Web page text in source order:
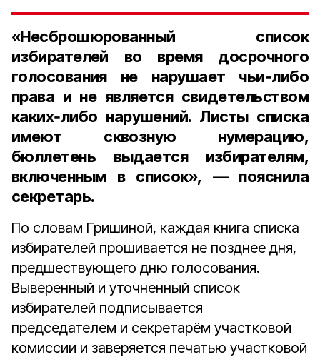
«Несброшюрованный список
избирателей во время досрочного
голосования не нарушает чьи‑либо
права и не является свидетельством
каких‑либо нарушений. Листы списка
имеют сквозную нумерацию,
бюллетень выдается избирателям,
включенным в список», — пояснила
секретарь.
По словам Гришиной, каждая книга списка
избирателей прошивается не позднее дня,
предшествующего дню голосования.
Выверенный и уточненный список
избирателей подписывается
председателем и секретарём участковой
комиссии и заверяется печатью участковой